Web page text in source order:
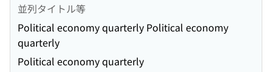
並列タイトル等
Political economy quarterly Political economy
quarterly
Political economy quarterly